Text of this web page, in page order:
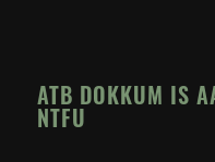
ATB DOKKUM IS
NTFU